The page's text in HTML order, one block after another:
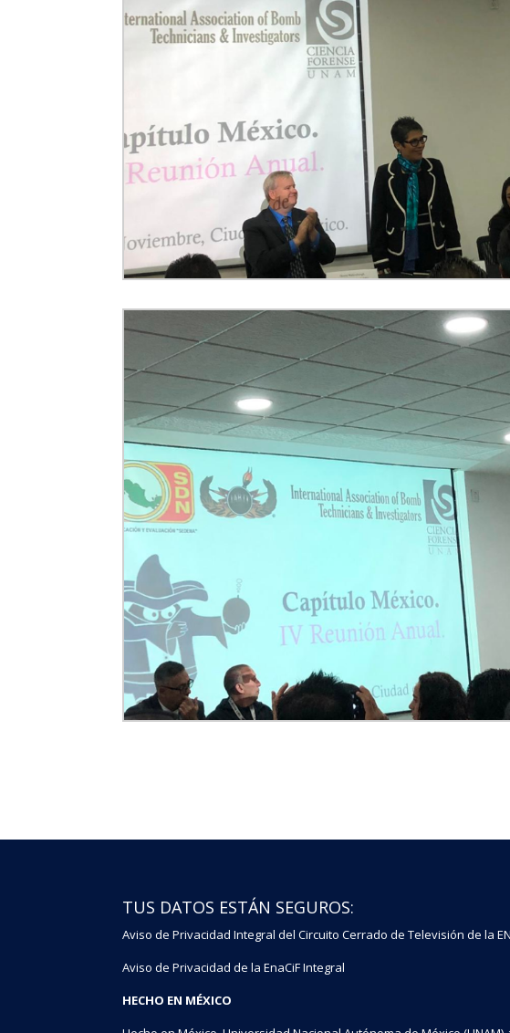
TUS DATOS ESTÁN SEGUROS:
Aviso de Privacidad Integral del Circuito Cerrado de Televisión de la
Aviso de Privacidad de la EnaCiF Integral
HECHO EN MÉXICO